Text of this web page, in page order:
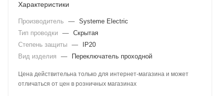
Характеристики
Производитель — Systeme Electric
Тип проводки — Скрытая
Степень защиты —
IP20
Вид изделия
— Переключатель проходной
Цена действительна только для интернет-магазина и может
отличаться от цен в розничных магазинах